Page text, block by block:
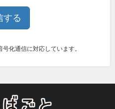
化通信に対応しています。